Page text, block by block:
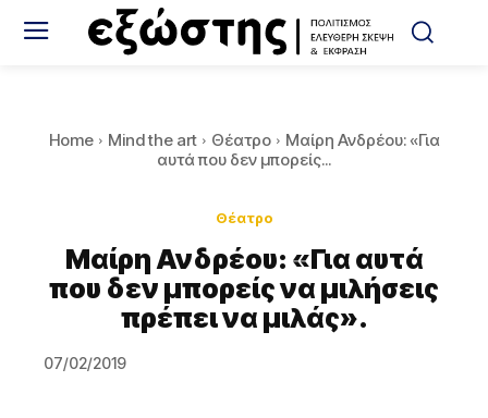
Home Mind the art Θέατρο
Μαίρη Ανδρέου: ​«Για
αυτά που δεν μπορείς...
Θέατρο
Μαίρη Ανδρέου: ​«Για αυτά
που δεν μπορείς να μιλήσεις
πρέπει να μιλάς».​
07/02/2019